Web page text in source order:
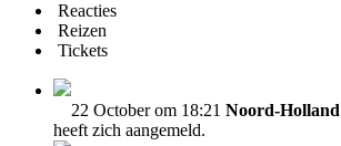
Reacties
Reizen
Tickets
22 October om 18:21 Noord-Holland
heeft zich aangemeld.